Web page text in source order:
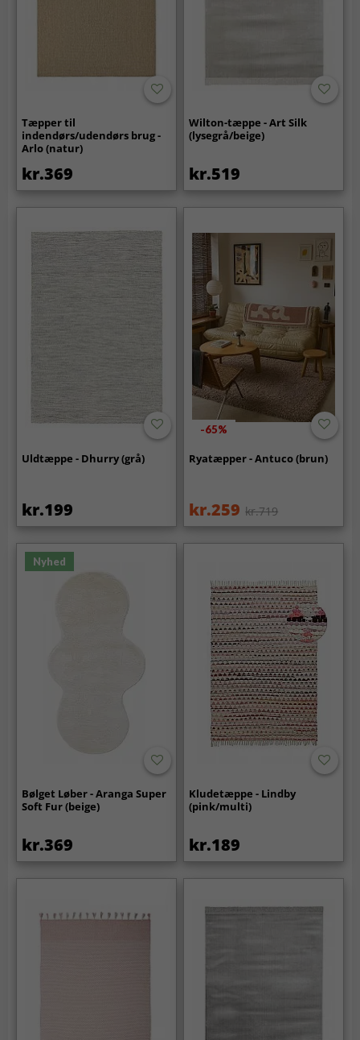
Tæpper til
indendørs/udendørs brug -
Arlo (natur)
kr.369
Wilton-tæppe - Art Silk
(lysegrå/beige)
kr.519
Uldtæppe - Dhurry (grå)
kr.199
-65%
Ryatæpper - Antuco (brun)
kr.259 kr.719
Nyhed
Bølget Løber - Aranga Super
Soft Fur (beige)
kr.369
Kludetæppe - Lindby
(pink/multi)
kr.189